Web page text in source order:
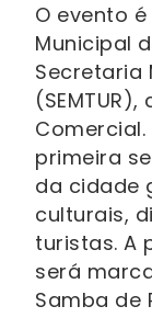
O evento
Municipal
Secretaria
primeira
da cidade
culturais,
turistas. A
será
Samba de